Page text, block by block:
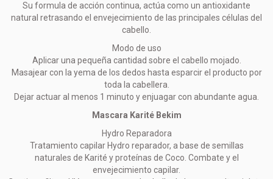
Su formula de acción continua, actúa como un antioxidante
natural retrasando el envejecimiento de las principales células del
cabello.
Modo de uso
Aplicar una pequeña cantidad sobre el cabello mojado.
Masajear con la yema de los dedos hasta esparcir el producto por
toda la cabellera.
Dejar actuar al menos 1 minuto y enjuagar con abundante agua.
Mascara Karité Bekim
Hydro Reparadora
Tratamiento capilar Hydro reparador, a base de semillas
naturales de Karité y proteínas de Coco. Combate y el
envejecimiento capilar.